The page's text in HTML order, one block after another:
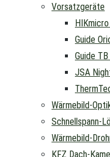
Vorsatzgeräte
Guide
Guide
JSA
Wärmebild-
Schnellspann-
Wärmebild-
KFZ Dach-